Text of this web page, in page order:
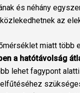
és néhány
az
miatt több
a hatótávolság
lehet fagypont